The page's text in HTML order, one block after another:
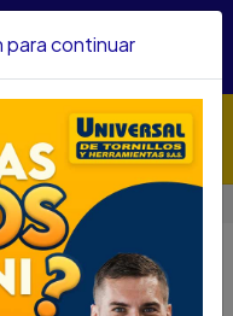
por compras
guía técnica
guía técnica
para continuar